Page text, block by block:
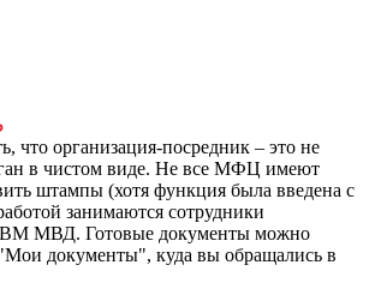
что организация-посредник – это не
в чистом виде. Не все МФЦ имеют
штампы (хотя функция была введена с
занимаются сотрудники
МВД. Готовые документы можно
документы", куда вы обращались в